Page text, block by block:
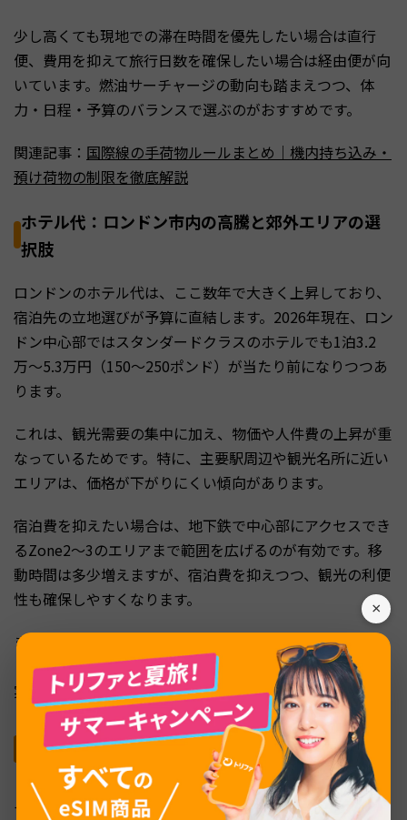
×
少し高くても現地での滞在時間を優先したい場合は直行
便、費用を抑えて旅行日数を確保したい場合は経由便が向
いています。燃油サーチャージの動向も踏まえつつ、体
力・日程・予算のバランスで選ぶのがおすすめです。
関連記事： 国際線の手荷物ルールまとめ｜機内持ち込み・
預け荷物の制限を徹底解説
ホテル代：ロンドン市内の高騰と郊外エリアの選
択肢
ロンドンのホテル代は、ここ数年で大きく上昇しており、
宿泊先の立地選びが予算に直結します。2026年現在、ロン
ドン中心部ではスタンダードクラスのホテルでも1泊3.2
万〜5.3万円（150〜250ポンド）が当たり前になりつつあ
ります。
これは、観光需要の集中に加え、物価や人件費の上昇が重
なっているためです。特に、主要駅周辺や観光名所に近い
エリアは、価格が下がりにくい傾向があります。
宿泊費を抑えたい場合は、地下鉄で中心部にアクセスでき
るZone2〜3のエリアまで範囲を広げるのが有効です。移
動時間は多少増えますが、宿泊費を抑えつつ、観光の利便
性も確保しやすくなります。
また、Premier Innのような低価格チェーンを活用するこ
とで、清潔さや立地を確保しながら、ロンドン滞在でも現
実的な予算に収めやすくなります。
食費：パブ文化とガストロパブ、高級アフタヌー
ンティーの相場
イギリスの食費は価格帯の幅が広く、選ぶ店によって満足